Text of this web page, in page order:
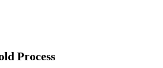
Process